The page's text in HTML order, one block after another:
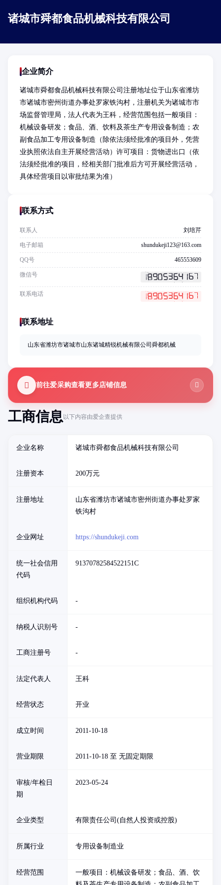
诸城市舜都食品机械科技有限公司
工商信息以下内容由爱企查提供
企业名称 诸城市舜都食品机械科技有限公司
注册资本 200万元
注册地址
山东省潍坊市诸城市密州街道办事处罗家
铁沟村
企业网址 https://shundukeji.com
统一社会信用
代码
91370782584522151C
组织机构代码 -
纳税人识别号 -
工商注册号 -
法定代表人 王科
经营状态 开业
成立时间 2011-10-18
营业期限 2011-10-18 至 无固定期限
审核/年检日
期
2023-05-24
企业类型 有限责任公司(自然人投资或控股)
所属行业 专用设备制造业
经营范围
一般项目：机械设备研发；食品、酒、饮
企业简介
诸城市舜都食品机械科技有限公司注册地址位于山东省潍坊
市诸城市密州街道办事处罗家铁沟村，注册机关为诸城市市
场监督管理局，法人代表为王科，经营范围包括一般项目：
机械设备研发；食品、酒、饮料及茶生产专用设备制造；农
副食品加工专用设备制造（除依法须经批准的项目外，凭营
业执照依法自主开展经营活动）许可项目：货物进出口（依
法须经批准的项目，经相关部门批准后方可开展经营活动，
具体经营项目以审批结果为准）
联系方式
联系人 刘培芹
电子邮箱 shundukeji123@163.com
QQ号 465553609
微信号
联系电话
联系地址
山东省潍坊市诸城市山东诸城精锐机械有限公司舜都机械
前往爱采购查看更多店铺信息